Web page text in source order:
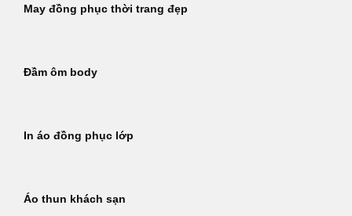
May đồng phục thời trang đẹp
Đầm ôm body
In áo đồng phục lớp
Áo thun khách sạn